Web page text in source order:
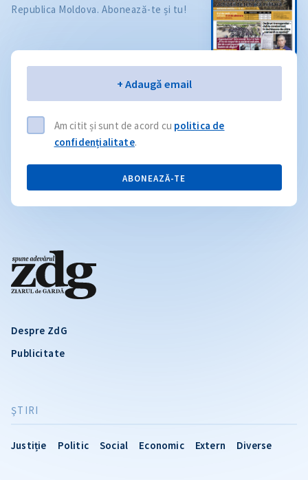
Despre ZdG
Publicitate
ŞTIRI
Justiție Politic Social Economic Extern Diverse
Republica Moldova. Abonează-te și tu!
+ Adaugă email
Am citit și sunt de acord cu politica de
confidențialitate.
ABONEAZĂ-TE